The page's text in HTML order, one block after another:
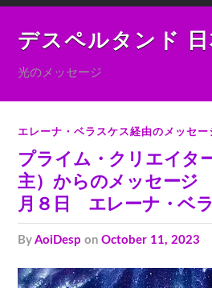
デスペルタンド
光のメッセージ
エレーナ・ベラスケス経由のメッセー
プライム・クリエイタ
主）からのメッセージ
月８日 エレーナ・ベ
byAoiDesp onOctober 11, 2023